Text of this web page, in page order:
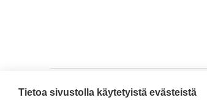
Tietoa sivustolla käytetyistä evästeistä